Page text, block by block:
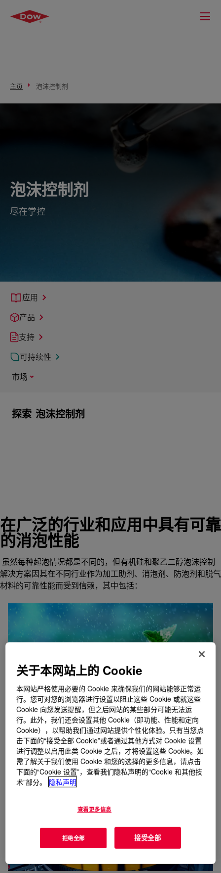
主页 泡沫控制剂
泡沫控制剂
尽在掌控
应用
产品
支持
可持续性
市场
探索 泡沫控制剂
在广泛的行业和应用中具有可靠
的消泡性能
虽然每种起泡情况都是不同的，但有机硅和聚乙二醇泡沫控制
解决方案因其在不同行业作为加工助剂、消泡剂、防泡剂和脱气
材料的可靠性能而受到信赖，其中包括：
植物保护
探索我们用于作物保护的有机硅泡沫控制产品。
了解更多
关于本网站上的 Cookie
本网站严格使用必要的 Cookie 来确保我们的网站能够正常运
行。您可对您的浏览器进行设置以阻止这些 Cookie 或就这些
Cookie 向您发送提醒，但之后网站的某些部分可能无法运
行。此外，我们还会设置其他 Cookie（即功能、性能和定向
Cookie），以帮助我们通过网站提供个性化体验。只有当您点
击下面的“接受全部 Cookie”或者通过其他方式对 Cookie 设置
进行调整以启用此类 Cookie 之后，才将设置这些 Cookie。如
需了解关于我们使用 Cookie 和您的选择的更多信息，请点击
下面的“Cookie 设置”，查看我们隐私声明的“Cookie 和其他技
术”部分。
隐私声明
查看更多信息
拒绝全部 接受全部